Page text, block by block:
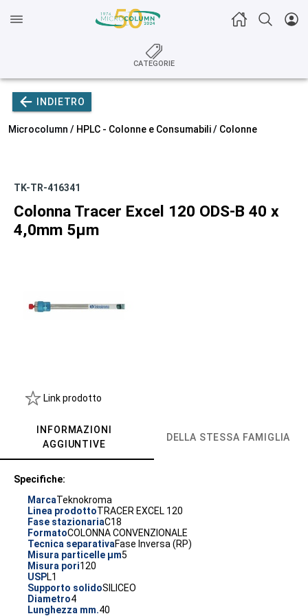
CATEGORIE
INDIETRO
Microcolumn / HPLC - Colonne e Consumabili/ Colonne
TK-TR-416341
Colonna Tracer Excel 120 ODS-B 40 x
4,0mm 5µm
Link prodotto
INFORMAZIONI
AGGIUNTIVE
DELLA STESSA FAMIGLIA
Specifiche:
MarcaTeknokroma
Linea prodottoTRACER EXCEL 120
Fase stazionariaC18
FormatoCOLONNA CONVENZIONALE
Tecnica separativaFase Inversa (RP)
Misura particelle µm5
Misura pori120
USPL1
Supporto solidoSILICEO
Diametro4
Lunghezza mm.40